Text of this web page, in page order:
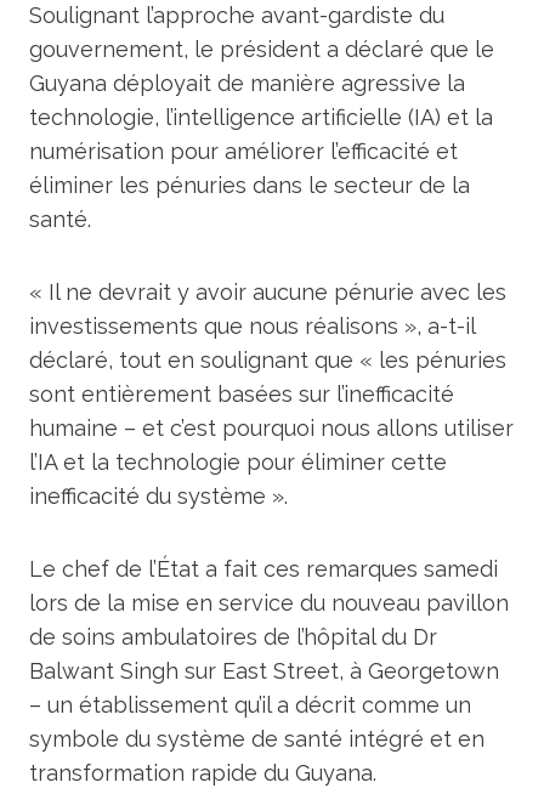
Soulignant l’approche avant-gardiste du
gouvernement, le président a déclaré que le
Guyana déployait de manière agressive la
technologie, l’intelligence artificielle (IA) et la
numérisation pour améliorer l’efficacité et
éliminer les pénuries dans le secteur de la
santé.
« Il ne devrait y avoir aucune pénurie avec les
investissements que nous réalisons », a-t-il
déclaré, tout en soulignant que « les pénuries
sont entièrement basées sur l’inefficacité
humaine – et c’est pourquoi nous allons utiliser
l’IA et la technologie pour éliminer cette
inefficacité du système ».
Le chef de l’État a fait ces remarques samedi
lors de la mise en service du nouveau pavillon
de soins ambulatoires de l’hôpital du Dr
Balwant Singh sur East Street, à Georgetown
– un établissement qu’il a décrit comme un
symbole du système de santé intégré et en
transformation rapide du Guyana.